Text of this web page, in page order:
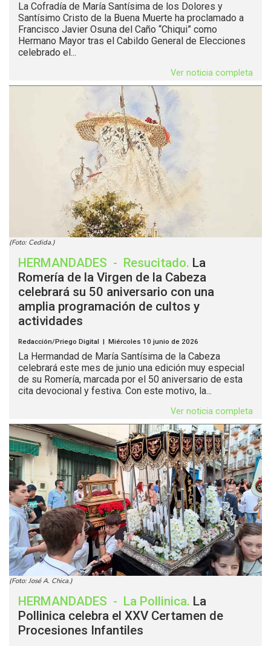
La Cofradía de María Santísima de los Dolores y
Santísimo Cristo de la Buena Muerte ha proclamado a
Francisco Javier Osuna del Caño “Chiqui” como
Hermano Mayor tras el Cabildo General de Elecciones
celebrado el...
Ver noticia completa
(Foto: Cedida.)
HERMANDADES - Resucitado. La
Romería de la Virgen de la Cabeza
celebrará su 50 aniversario con una
amplia programación de cultos y
actividades
Redacción/Priego Digital | Miércoles 10 junio de 2026
La Hermandad de María Santísima de la Cabeza
celebrará este mes de junio una edición muy especial
de su Romería, marcada por el 50 aniversario de esta
cita devocional y festiva. Con este motivo, la...
Ver noticia completa
(Foto: José A. Chica.)
HERMANDADES - La Pollinica. La
Pollinica celebra el XXV Certamen de
Procesiones Infantiles